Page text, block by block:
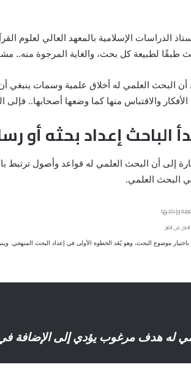
الدراسات الإسلامية بالمعهد العالي لعلوم
طبقًا لطبيعة كل بحث، والغاية المرجوة منه..
البحث العلمي له أخلاق علمية وسمات ينبغي
الأفكار والاقتباس منها كما وضعها أصحابها.. فإلى
الباحث إعداد بحثه أو
إلى أن البحث العلمي له قواعد وأصول ترتبط
البحث العلمي.
وإنتاجها
في الخليج
باختيار موضوع البحث، وهو يُعَد الخطوة الأولى في إعداد البحث
له هدف مرغوب يؤدي إلى الإضافة